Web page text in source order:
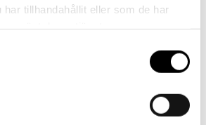
har tillhandahållit eller som de har
Kontakt